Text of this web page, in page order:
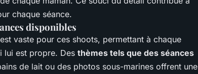
chaque séance.
disponibles
vaste pour ces shoots, permettant à chaque
lui est propre. Des thèmes tels que des séances
de lait ou des photos sous-marines offrent une